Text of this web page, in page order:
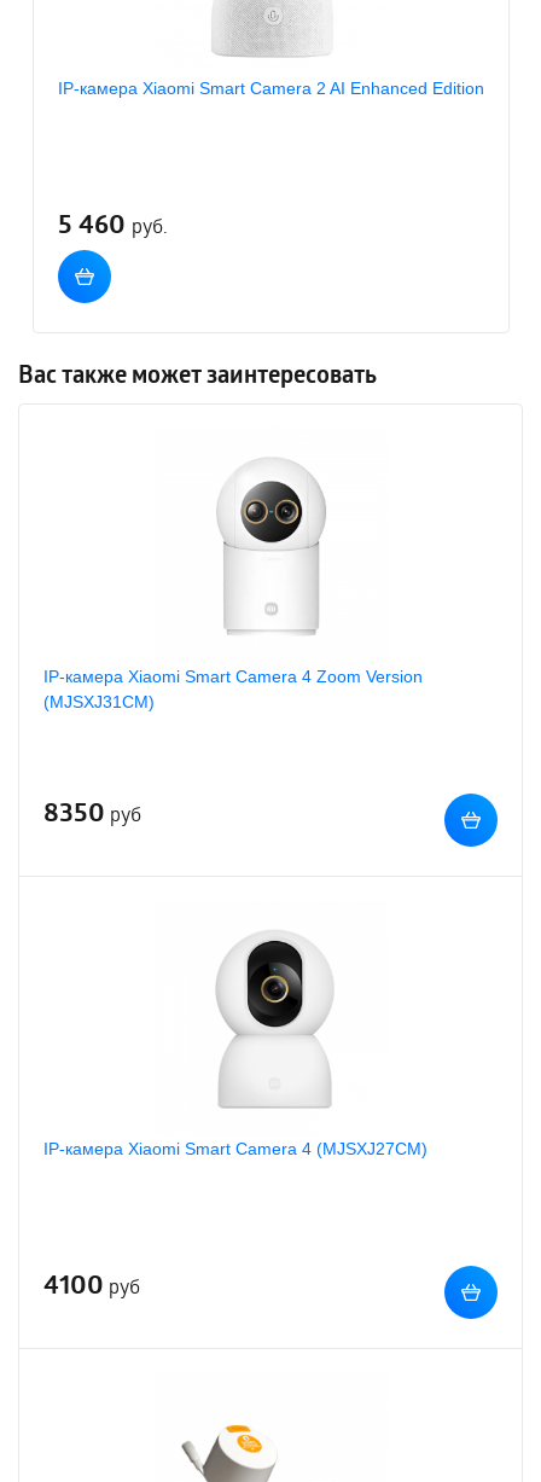
IP-камера Xiaomi Smart Camera 2 AI Enhanced Edition
5 460 руб.
Вас также может заинтересовать
IP-камера Xiaomi Smart Camera 4 Zoom Version
(MJSXJ31СМ)
8350 руб
IP-камера Xiaomi Smart Camera 4 (MJSXJ27CM)
4100 руб